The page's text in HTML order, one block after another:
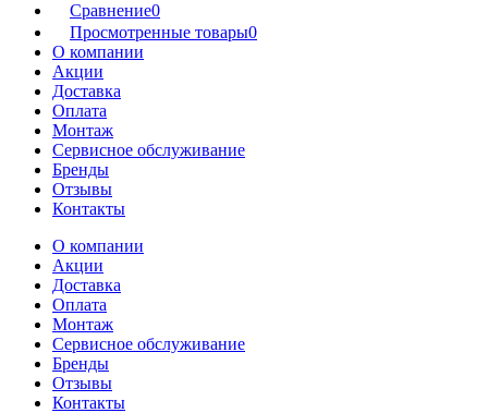
Сравнение0
Просмотренные товары0
О компании
Акции
Доставка
Оплата
Монтаж
Сервисное обслуживание
Бренды
Отзывы
Контакты
О компании
Акции
Доставка
Оплата
Монтаж
Сервисное обслуживание
Бренды
Отзывы
Контакты